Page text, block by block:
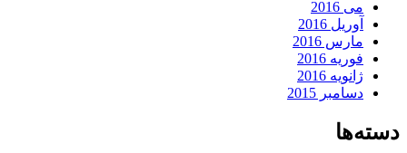
می 2016
آوریل 2016
مارس 2016
فوریه 2016
ژانویه 2016
دسامبر 2015
دسته‌ها